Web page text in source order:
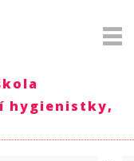
hygienistky,